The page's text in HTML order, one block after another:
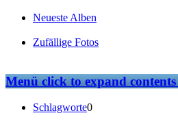
Neueste Alben
Zufällige Fotos
Menüclick to expand contents
Schlagworte0